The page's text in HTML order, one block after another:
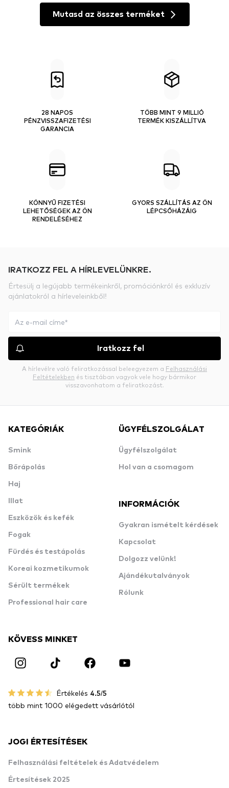
Mutasd az összes terméket
28 NAPOS
PÉNZVISSZAFIZETÉSI
GARANCIA
TÖBB MINT 9 MILLIÓ
TERMÉK KISZÁLLÍTVA
KÖNNYŰ FIZETÉSI
LEHETŐSÉGEK AZ ÖN
RENDELÉSÉHEZ
GYORS SZÁLLÍTÁS AZ ÖN
LÉPCSŐHÁZÁIG
IRATKOZZ FEL A HÍRLEVELÜNKRE.
Értesülj a legújabb termékeinkről, promóciónkról és exkluzív
ajánlatokról a hírleveleinkből!
Iratkozz fel
A hírlevélre való feliratkozással beleegyezem a Felhasználási
Feltételekben és tisztában vagyok vele hogy bármikor
visszavonhatom a feliratkozást.
KATEGÓRIÁK
Smink
Bőrápolás
Haj
Illat
Eszközök és kefék
Fogak
Fürdés és testápolás
Koreai kozmetikumok
Sérült termékek
Professional hair care
ÜGYFÉLSZOLGÁLAT
Ügyfélszolgálat
Hol van a csomagom
INFORMÁCIÓK
Gyakran ismételt kérdések
Kapcsolat
Dolgozz velünk!
Ajándékutalványok
Rólunk
KÖVESS MINKET
Értékelés 4.5/5
több mint 1000 elégedett vásárlótól
JOGI ÉRTESÍTÉSEK
Felhasználási feltételek és Adatvédelem
Értesítések 2025